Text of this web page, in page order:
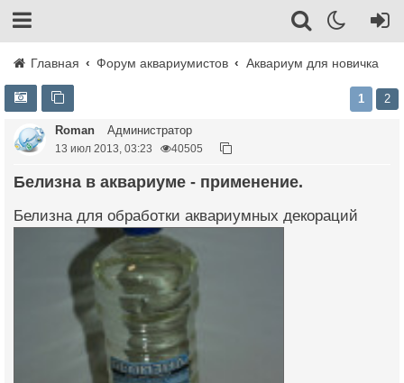
Главная Форум аквариумистов Аквариум для новичка
1 2
Roman Администратор
13 июл 2013, 03:23 40505
Белизна в аквариуме - применение.
Белизна для обработки аквариумных декораций